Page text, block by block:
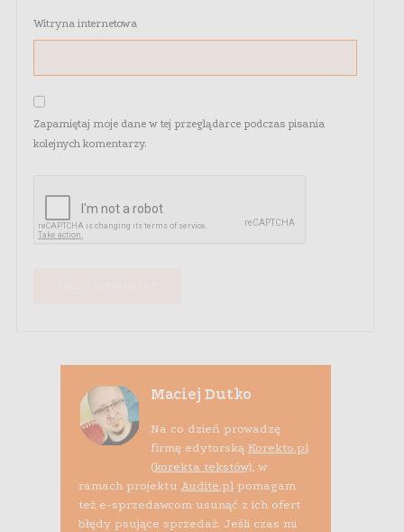
Witryna internetowa
Zapamiętaj moje dane w tej przeglądarce podczas pisania
kolejnych komentarzy.
Maciej Dutko
Na co dzień prowadzę
firmę edytorską Korekto.pl
(korekta tekstów), w
ramach projektu Audite.plpomagam
też e-sprzedawcom usunąć z ich ofert
błędy psujące sprzedaż. Jeśli czas mi